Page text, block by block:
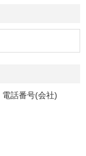
電話番号(会社)